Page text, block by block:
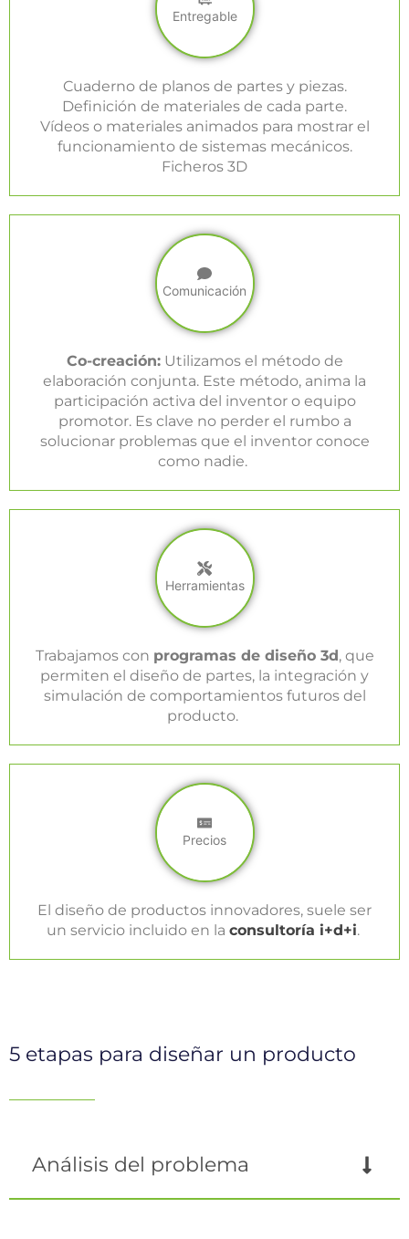
Entregable
Cuaderno de planos de partes y piezas.
Definición de materiales de cada parte.
Vídeos o materiales animados para mostrar el
funcionamiento de sistemas mecánicos.
Ficheros 3D
Comunicación
Co-creación:Utilizamos el método de
elaboración conjunta. Este método, anima la
participación activa del inventor o equipo
promotor. Es clave no perder el rumbo a
solucionar problemas que el inventor conoce
como nadie.
Herramientas
Trabajamos con programas de diseño 3d, que
permiten el diseño de partes, la integración y
simulación de comportamientos futuros del
producto.
Precios
El diseño de productos innovadores, suele ser
un servicio incluido en la consultoría i+d+i.
5 etapas para diseñar un producto
Análisis del problema